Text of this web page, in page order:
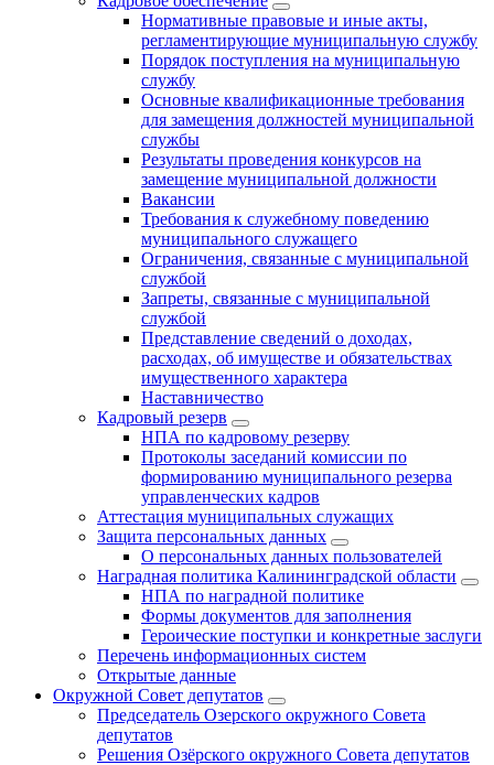
Нормативные правовые и иные акты,
регламентирующие муниципальную службу
Порядок поступления на муниципальную
службу
Основные квалификационные требования
для замещения должностей муниципальной
службы
Результаты проведения конкурсов на
замещение муниципальной должности
Вакансии
Требования к служебному поведению
муниципального служащего
Ограничения, связанные с муниципальной
службой
Запреты, связанные с муниципальной
службой
Представление сведений о доходах,
расходах, об имуществе и обязательствах
имущественного характера
Наставничество
Кадровый резерв
НПА по кадровому резерву
Протоколы заседаний комиссии по
формированию муниципального резерва
управленческих кадров
Аттестация муниципальных служащих
Защита персональных данных
О персональных данных пользователей
Наградная политика Калининградской области
НПА по наградной политике
Формы документов для заполнения
Героические поступки и конкретные заслуги
Перечень информационных систем
Открытые данные
Окружной Совет депутатов
Председатель Озерского окружного Совета
депутатов
Решения Озёрского окружного Совета депутатов